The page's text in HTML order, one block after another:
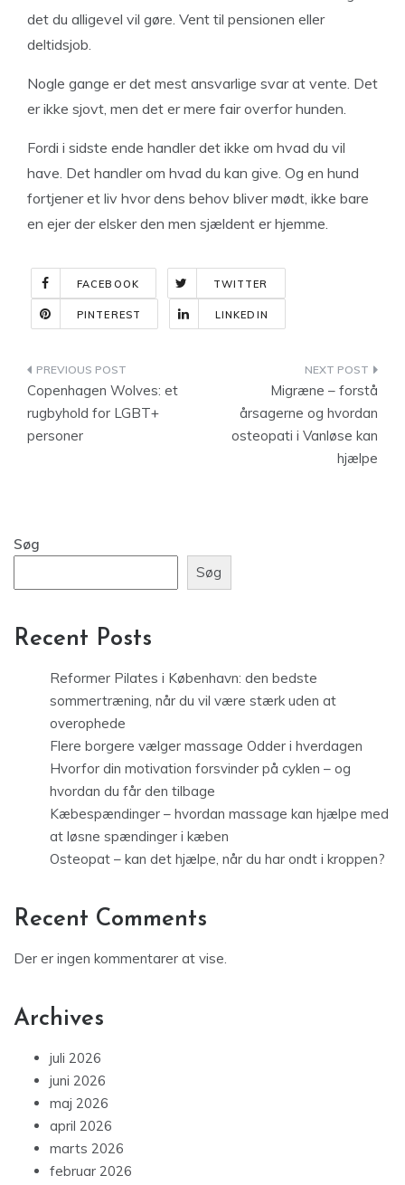
det du alligevel vil gøre. Vent til pensionen eller
deltidsjob.
Nogle gange er det mest ansvarlige svar at vente. Det
er ikke sjovt, men det er mere fair overfor hunden.
Fordi i sidste ende handler det ikke om hvad du vil
have. Det handler om hvad du kan give. Og en hund
fortjener et liv hvor dens behov bliver mødt, ikke bare
en ejer der elsker den men sjældent er hjemme.
FACEBOOK TWITTER
PINTEREST LINKEDIN
Indlægsnavigation
Copenhagen Wolves: et
rugbyhold for LGBT+
personer
Migræne – forstå
årsagerne og hvordan
osteopati i Vanløse kan
hjælpe
Søg
Søg
Recent Posts
Reformer Pilates i København: den bedste
sommertræning, når du vil være stærk uden at
overophede
Flere borgere vælger massage Odder i hverdagen
Hvorfor din motivation forsvinder på cyklen – og
hvordan du får den tilbage
Kæbespændinger – hvordan massage kan hjælpe med
at løsne spændinger i kæben
Osteopat – kan det hjælpe, når du har ondt i kroppen?
Recent Comments
Der er ingen kommentarer at vise.
Archives
juli 2026
juni 2026
maj 2026
april 2026
marts 2026
februar 2026